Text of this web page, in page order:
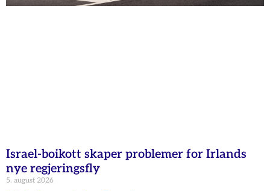
Israel-boikott skaper problemer for Irlands
nye regjeringsfly
5. august 2026